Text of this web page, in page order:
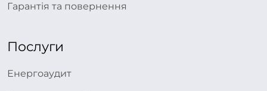
Гарантія та повернення
Послуги
Енергоаудит